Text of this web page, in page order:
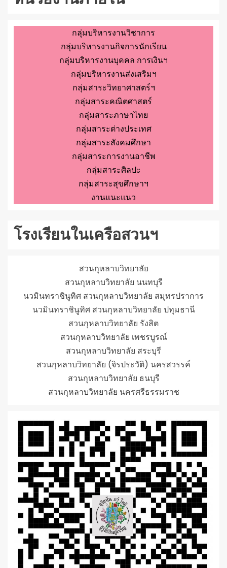
กลุ่มบริหารงานวิชาการ
กลุ่มบริหารงานกิจการนักเรียน
กลุ่มบริหารงานบุคคล การเงินฯ
กลุ่มบริหารงานส่งเสริมฯ
กลุ่มสาระวิทยาศาสตร์ฯ
กลุ่มสาระคณิตศาสตร์
กลุ่มสาระภาษาไทย
กลุ่มสาระต่างประเทศ
กลุ่มสาระสังคมศึกษา
กลุ่มสาระการงานอาชีพ
กลุ่มสาระศิลปะ
กลุ่มสาระสุขศึกษาฯ
งานแนะแนว
โรงเรียนในเครือสวนฯ
สวนกุหลาบวิทยาลัย
สวนกุหลาบวิทยาลัย นนทบุรี
นวมินทราชินูทิศ สวนกุหลาบวิทยาลัย สมุทรปราการ
นวมินทราชินูทิศ สวนกุหลาบวิทยาลัย ปทุมธานี
สวนกุหลาบวิทยาลัย รังสิต
สวนกุหลาบวิทยาลัย เพชรบูรณ์
สวนกุหลาบวิทยาลัย สระบุรี
สวนกุหลาบวิทยาลัย (จิรประวัติ) นครสวรรค์
สวนกุหลาบวิทยาลัย ธนบุรี
สวนกุหลาบวิทยาลัย นครศรีธรรมราช